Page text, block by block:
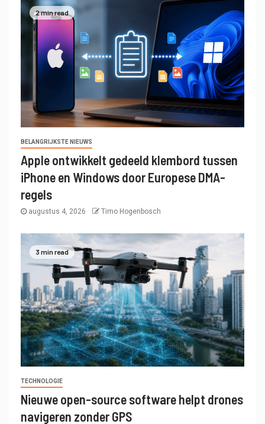
2 min read
BELANGRIJKSTE NIEUWS
Apple ontwikkelt gedeeld klembord tussen
iPhone en Windows door Europese DMA-
regels
augustus 4, 2026 Timo Hogenbosch
3 min read
TECHNOLOGIE
Nieuwe open-source software helpt drones
navigeren zonder GPS